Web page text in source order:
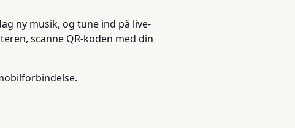
ny musik, og tune ind på live-
scanne QR-koden med din